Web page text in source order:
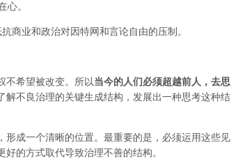
心。
业和政治对因特网和言论自由的压制。
不希望被改变。所以当今的人们必须超越前人，去思
解不良治理的关键生成结构，发展出一种思考这种结
成一个清晰的位置。最重要的是，必须运用这些见
的方式取代导致治理不善的结构。